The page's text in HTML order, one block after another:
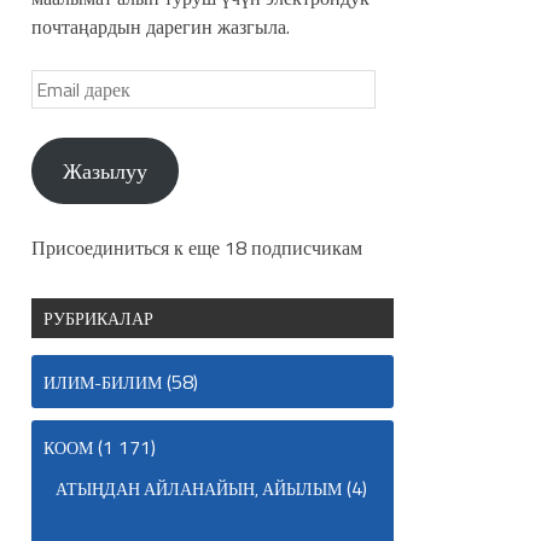
почтаңардын дарегин жазгыла.
Жазылуу
Присоединиться к еще 18 подписчикам
РУБРИКАЛАР
ИЛИМ-БИЛИМ(58)
КООМ(1 171)
АТЫҢДАН АЙЛАНАЙЫН, АЙЫЛЫМ(4)